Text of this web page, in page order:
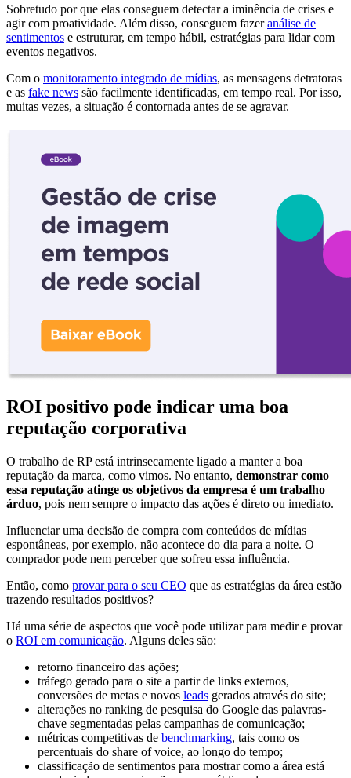
Sobretudo por que elas conseguem detectar a iminência de crises e
agir com proatividade. Além disso, conseguem fazeranálise de
sentimentos e estruturar, em tempo hábil, estratégias para lidar com
eventos negativos.
Com o monitoramento integrado de mídias, as mensagens detratoras
e as fake news são facilmente identificadas, em tempo real. Por isso,
muitas vezes, a situação é contornada antes de se agravar.
ROI positivo pode indicar uma boa
reputação corporativa
O trabalho de RP está intrinsecamente ligado a manter a boa
reputação da marca, como vimos. No entanto, demonstrar como
essa reputação atinge os objetivos da empresa é um trabalho
árduo, pois nem sempre o impacto das ações é direto ou imediato.
Influenciar uma decisão de compra com conteúdos de mídias
espontâneas, por exemplo, não acontece do dia para a noite. O
comprador pode nem perceber que sofreu essa influência.
Então, como provar para o seu CEO que as estratégias da área estão
trazendo resultados positivos?
Há uma série de aspectos que você pode utilizar para medir e provar
o ROI em comunicação. Alguns deles são:
retorno financeiro das ações;
tráfego gerado para o site a partir de links externos,
conversões de metas e novos leads gerados através do site;
alterações no ranking de pesquisa do Google das palavras-
chave segmentadas pelas campanhas de comunicação;
métricas competitivas de benchmarking, tais como os
percentuais do share of voice, ao longo do tempo;
classificação de sentimentos para mostrar como a área está